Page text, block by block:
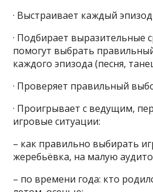
· Выстраивает каждый
· Подбирает выразительные
помогут выбрать
каждого эпизода (песня,
· Проверяет правильный
· Проигрывает с ведущим,
игровые ситуации:
– как правильно выбирать
жеребьёвка, на малую
– по времени года: кто